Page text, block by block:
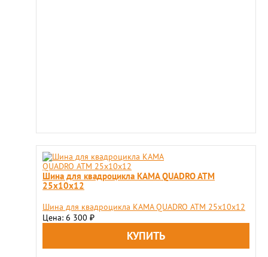
Шина для квадроцикла KAMA QUADRO ATM
25х10х12
Шина для квадроцикла KAMA QUADRO ATM 25х10х12
Цена: 6 300 ₽